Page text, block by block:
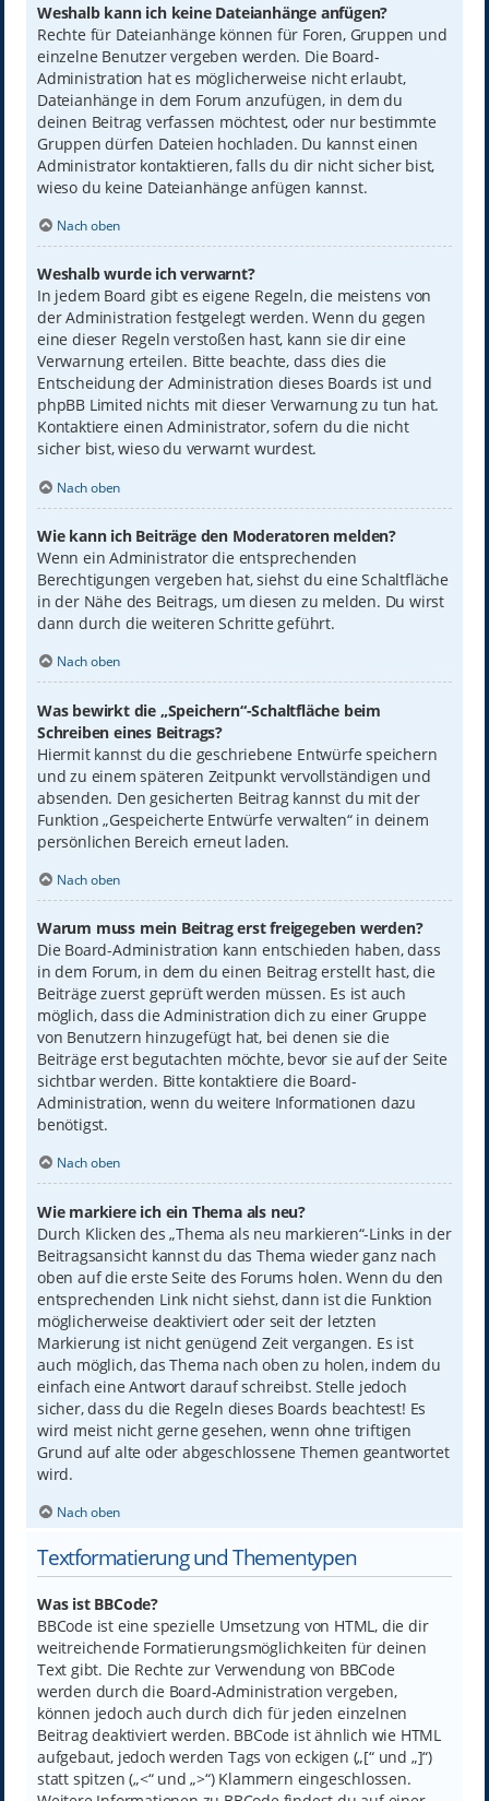
Weshalb kann ich keine Dateianhänge anfügen?
Rechte für Dateianhänge können für Foren, Gruppen und
einzelne Benutzer vergeben werden. Die Board-
Administration hat es möglicherweise nicht erlaubt,
Dateianhänge in dem Forum anzufügen, in dem du
deinen Beitrag verfassen möchtest, oder nur bestimmte
Gruppen dürfen Dateien hochladen. Du kannst einen
Administrator kontaktieren, falls du dir nicht sicher bist,
wieso du keine Dateianhänge anfügen kannst.
Nach oben
Weshalb wurde ich verwarnt?
In jedem Board gibt es eigene Regeln, die meistens von
der Administration festgelegt werden. Wenn du gegen
eine dieser Regeln verstoßen hast, kann sie dir eine
Verwarnung erteilen. Bitte beachte, dass dies die
Entscheidung der Administration dieses Boards ist und
phpBB Limited nichts mit dieser Verwarnung zu tun hat.
Kontaktiere einen Administrator, sofern du die nicht
sicher bist, wieso du verwarnt wurdest.
Nach oben
Wie kann ich Beiträge den Moderatoren melden?
Wenn ein Administrator die entsprechenden
Berechtigungen vergeben hat, siehst du eine Schaltfläche
in der Nähe des Beitrags, um diesen zu melden. Du wirst
dann durch die weiteren Schritte geführt.
Nach oben
Was bewirkt die „Speichern“-Schaltfläche beim
Schreiben eines Beitrags?
Hiermit kannst du die geschriebene Entwürfe speichern
und zu einem späteren Zeitpunkt vervollständigen und
absenden. Den gesicherten Beitrag kannst du mit der
Funktion „Gespeicherte Entwürfe verwalten“ in deinem
persönlichen Bereich erneut laden.
Nach oben
Warum muss mein Beitrag erst freigegeben werden?
Die Board-Administration kann entschieden haben, dass
in dem Forum, in dem du einen Beitrag erstellt hast, die
Beiträge zuerst geprüft werden müssen. Es ist auch
möglich, dass die Administration dich zu einer Gruppe
von Benutzern hinzugefügt hat, bei denen sie die
Beiträge erst begutachten möchte, bevor sie auf der Seite
sichtbar werden. Bitte kontaktiere die Board-
Administration, wenn du weitere Informationen dazu
benötigst.
Nach oben
Wie markiere ich ein Thema als neu?
Durch Klicken des „Thema als neu markieren“-Links in der
Beitragsansicht kannst du das Thema wieder ganz nach
oben auf die erste Seite des Forums holen. Wenn du den
entsprechenden Link nicht siehst, dann ist die Funktion
möglicherweise deaktiviert oder seit der letzten
Markierung ist nicht genügend Zeit vergangen. Es ist
auch möglich, das Thema nach oben zu holen, indem du
einfach eine Antwort darauf schreibst. Stelle jedoch
sicher, dass du die Regeln dieses Boards beachtest! Es
wird meist nicht gerne gesehen, wenn ohne triftigen
Grund auf alte oder abgeschlossene Themen geantwortet
wird.
Nach oben
Textformatierung und Thementypen
Was ist BBCode?
BBCode ist eine spezielle Umsetzung von HTML, die dir
weitreichende Formatierungsmöglichkeiten für deinen
Text gibt. Die Rechte zur Verwendung von BBCode
werden durch die Board-Administration vergeben,
können jedoch auch durch dich für jeden einzelnen
Beitrag deaktiviert werden. BBCode ist ähnlich wie HTML
aufgebaut, jedoch werden Tags von eckigen („[“ und „]“)
statt spitzen („<“ und „>“) Klammern eingeschlossen.